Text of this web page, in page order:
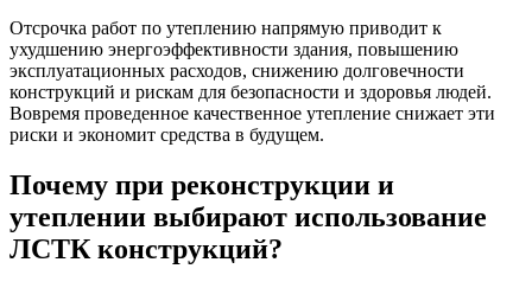
Отсрочка работ по утеплению напрямую приводит к
ухудшению энергоэффективности здания, повышению
эксплуатационных расходов, снижению долговечности
конструкций и рискам для безопасности и здоровья людей.
Вовремя проведенное качественное утепление снижает эти
риски и экономит средства в будущем.
Почему при реконструкции и
утеплении выбирают использование
ЛСТК конструкций?